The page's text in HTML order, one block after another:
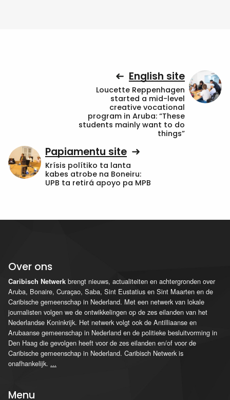
English site
Loucette Reppenhagen
started a mid-level
creative vocational
program in Aruba: “These
students mainly want to do
things”
Papiamentu site
Krísis polítiko ta lanta
kabes atrobe na Boneiru:
UPB ta retirá apoyo pa MPB
Over ons
Caribisch Netwerk brengt nieuws, actualiteiten en achtergronden over
Aruba, Bonaire, Curaçao, Saba, Sint Eustatius en Sint Maarten en de
Caribische gemeenschap in Nederland. Met een netwerk van lokale
journalisten volgen we de ontwikkelingen op de zes eilanden van het
Nederlandse Koninkrijk. Het netwerk volgt ook de Antilliaanse en
Arubaanse gemeenschap in Nederland en de politieke besluitvorming in
Den Haag die gevolgen heeft voor de zes eilanden en/of voor de
Caribische gemeenschap in Nederland. Caribisch Netwerk is
onafhankelijk. ...
Menu